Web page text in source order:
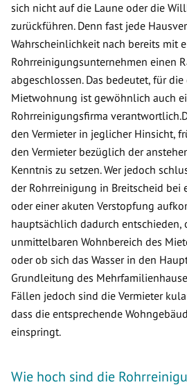
sich nicht auf die Laune oder die
zurückführen. Denn fast jede
Wahrscheinlichkeit nach bereits mit
Rohrreinigungsunternehmen einen
abgeschlossen. Das bedeutet, für
Mietwohnung ist gewöhnlich auch
Rohrreinigungsfirma
den Vermieter in jeglicher Hinsicht,
den Vermieter bezüglich der
Kenntnis zu setzen. Wer jedoch
der Rohrreinigung in Breitscheid bei
oder einer akuten Verstopfung
hauptsächlich dadurch entschieden,
unmittelbaren Wohnbereich des
oder ob sich das Wasser in den
Grundleitung des
Fällen jedoch sind die Vermieter
dass die entsprechende
einspringt.
Wie hoch sind die